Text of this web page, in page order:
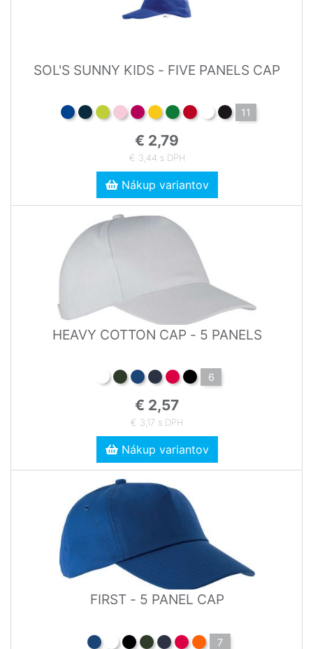
SOL'S SUNNY KIDS - FIVE PANELS CAP
11
€ 2,79
€ 3,44 s DPH
Nákup variantov
HEAVY COTTON CAP - 5 PANELS
6
€ 2,57
€ 3,17 s DPH
Nákup variantov
FIRST - 5 PANEL CAP
7